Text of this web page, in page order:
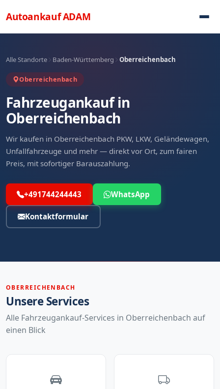
AutoankaufADAM
Alle Standorte Baden-Württemberg Oberreichenbach
Oberreichenbach
Fahrzeugankauf in
Oberreichenbach
Wir kaufen in Oberreichenbach PKW, LKW, Geländewagen,
Unfallfahrzeuge und mehr — direkt vor Ort, zum fairen
Preis, mit sofortiger Barauszahlung.
+491744244443 WhatsApp
Kontaktformular
OBERREICHENBACH
Unsere Services
Alle Fahrzeugankauf-Services in Oberreichenbach auf
einen Blick